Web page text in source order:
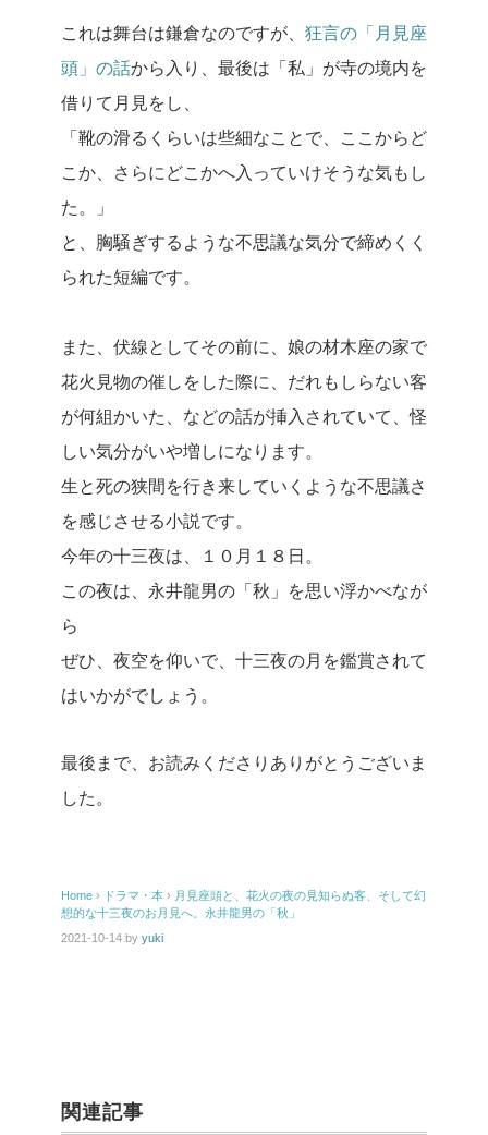
これは舞台は鎌倉なのですが、 狂言の「月見座
頭」の話から入り、最後は「私」が寺の境内を
借りて月見をし、
「靴の滑るくらいは些細なことで、ここからど
こか、さらにどこかへ入っていけそうな気もし
た。」
と、胸騒ぎするような不思議な気分で締めくく
られた短編です。
また、伏線としてその前に、娘の材木座の家で
花火見物の催しをした際に、だれもしらない客
が何組かいた、などの話が挿入されていて、怪
しい気分がいや増しになります。
生と死の狭間を行き来していくような不思議さ
を感じさせる小説です。
今年の十三夜は、１０月１８日。
この夜は、永井龍男の「秋」を思い浮かべなが
ら
ぜひ、夜空を仰いで、十三夜の月を鑑賞されて
はいかがでしょう。
最後まで、お読みくださりありがとうございま
した。
Home › ドラマ・本 › 月見座頭と、花火の夜の見知らぬ客、そして幻
想的な十三夜のお月見へ。永井龍男の「秋」
2021-10-14 by yuki
関連記事